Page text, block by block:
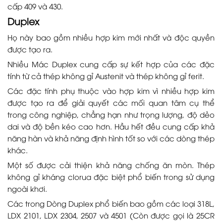
cấp 409 và 430.
Duplex
Họ này bao gồm nhiều hợp kim mới nhất và độc quyền
được tạo ra.
Nhiều Mác Duplex cung cấp sự kết hợp của các đặc
tính từ cả thép không gỉ Austenit và thép không gỉ ferit.
Các đặc tính phụ thuộc vào hợp kim vì nhiều hợp kim
được tạo ra để giải quyết các mối quan tâm cụ thể
trong công nghiệp, chẳng hạn như trọng lượng, độ dẻo
dai và độ bền kéo cao hơn. Hầu hết đều cung cấp khả
năng hàn và khả năng định hình tốt so với các dòng thép
khác.
Một số được cải thiện khả năng chống ăn mòn. Thép
không gỉ kháng clorua đặc biệt phổ biến trong sử dụng
ngoài khơi.
Các trong Dòng Duplex phổ biến bao gồm các loại 318L,
LDX 2101, LDX 2304, 2507 và 4501 (Còn được gọi là 25CR